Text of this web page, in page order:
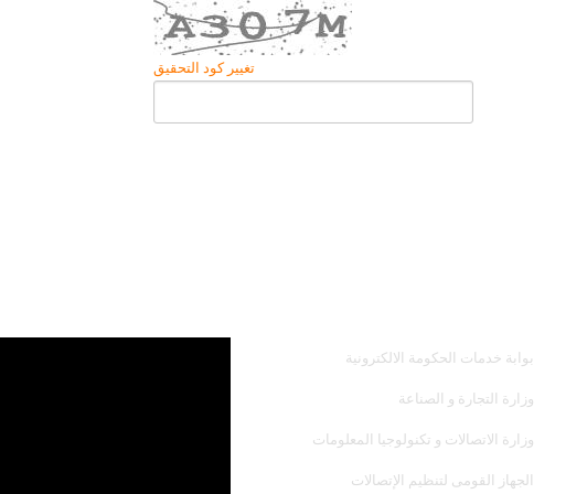
تغيير كود التحقيق
بوابة خدمات الحكومة الالكترونية
وزارة التجارة و الصناعة
وزارة الاتصالات و تكنولوجيا المعلومات
الجهاز القومى لتنظيم الإتصالات